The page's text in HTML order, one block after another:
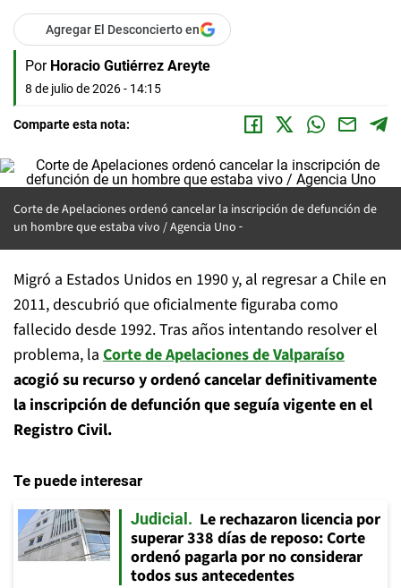
Agregar El Desconcierto en
Por Horacio Gutiérrez Areyte
8 de julio de 2026 - 14:15
Comparte esta nota:
Corte de Apelaciones ordenó cancelar la inscripción de defunción de
un hombre que estaba vivo / Agencia Uno
Migró a Estados Unidos en 1990 y, al regresar a Chile en
2011, descubrió que oficialmente figuraba como
fallecido desde 1992. Tras años intentando resolver el
problema, la Corte de Apelacionesde Valparaíso
acogió su recurso y ordenó cancelar definitivamente
la inscripción de defunción que seguía vigente en el
Registro Civil.
Te puede interesar
Judicial
Le rechazaron licencia por
superar 338 días de reposo: Corte
ordenó pagarla por no considerar
todos sus antecedentes